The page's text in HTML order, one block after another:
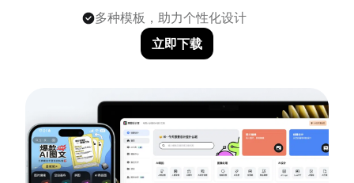
多种模板，助力个性化设计
立即下载